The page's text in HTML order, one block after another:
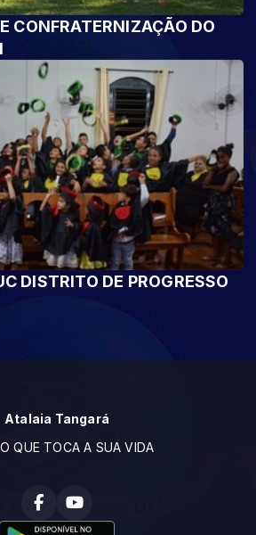
CONFRATERNIZAÇÃO DO
DISTRITO DE PROGRESSO
Atalaia Tangará
QUE TOCA A SUA VIDA